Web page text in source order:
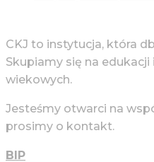
CKJ to instytucja, która
Skupiamy się na
wiekowych.
Jesteśmy otwarci na
prosimy o kontakt.
BIP